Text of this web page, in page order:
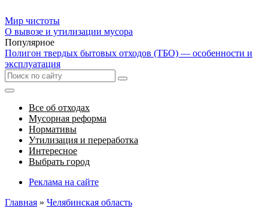
Мир чистоты
О вывозе и утилизации мусора
Популярное
Полигон твердых бытовых отходов (ТБО) — особенности и
эксплуатация
Все об отходах
Мусорная реформа
Нормативы
Утилизация и переработка
Интересное
Выбрать город
Реклама на сайте
Главная » Челябинская область